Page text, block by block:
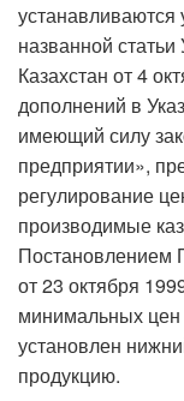
названной
Казахстан от 4
дополнений в
имеющий силу
предприятии»,
регулирование
производимые
Постановлением
от 23 октября
минимальных цен
установлен
продукцию.